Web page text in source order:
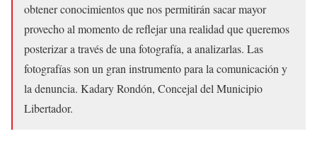
obtener conocimientos que nos permitirán sacar mayor
provecho al momento de reflejar una realidad que queremos
posterizar a través de una fotografía, a analizarlas. Las
fotografías son un gran instrumento para la comunicación y
la denuncia. Kadary Rondón, Concejal del Municipio
Libertador.